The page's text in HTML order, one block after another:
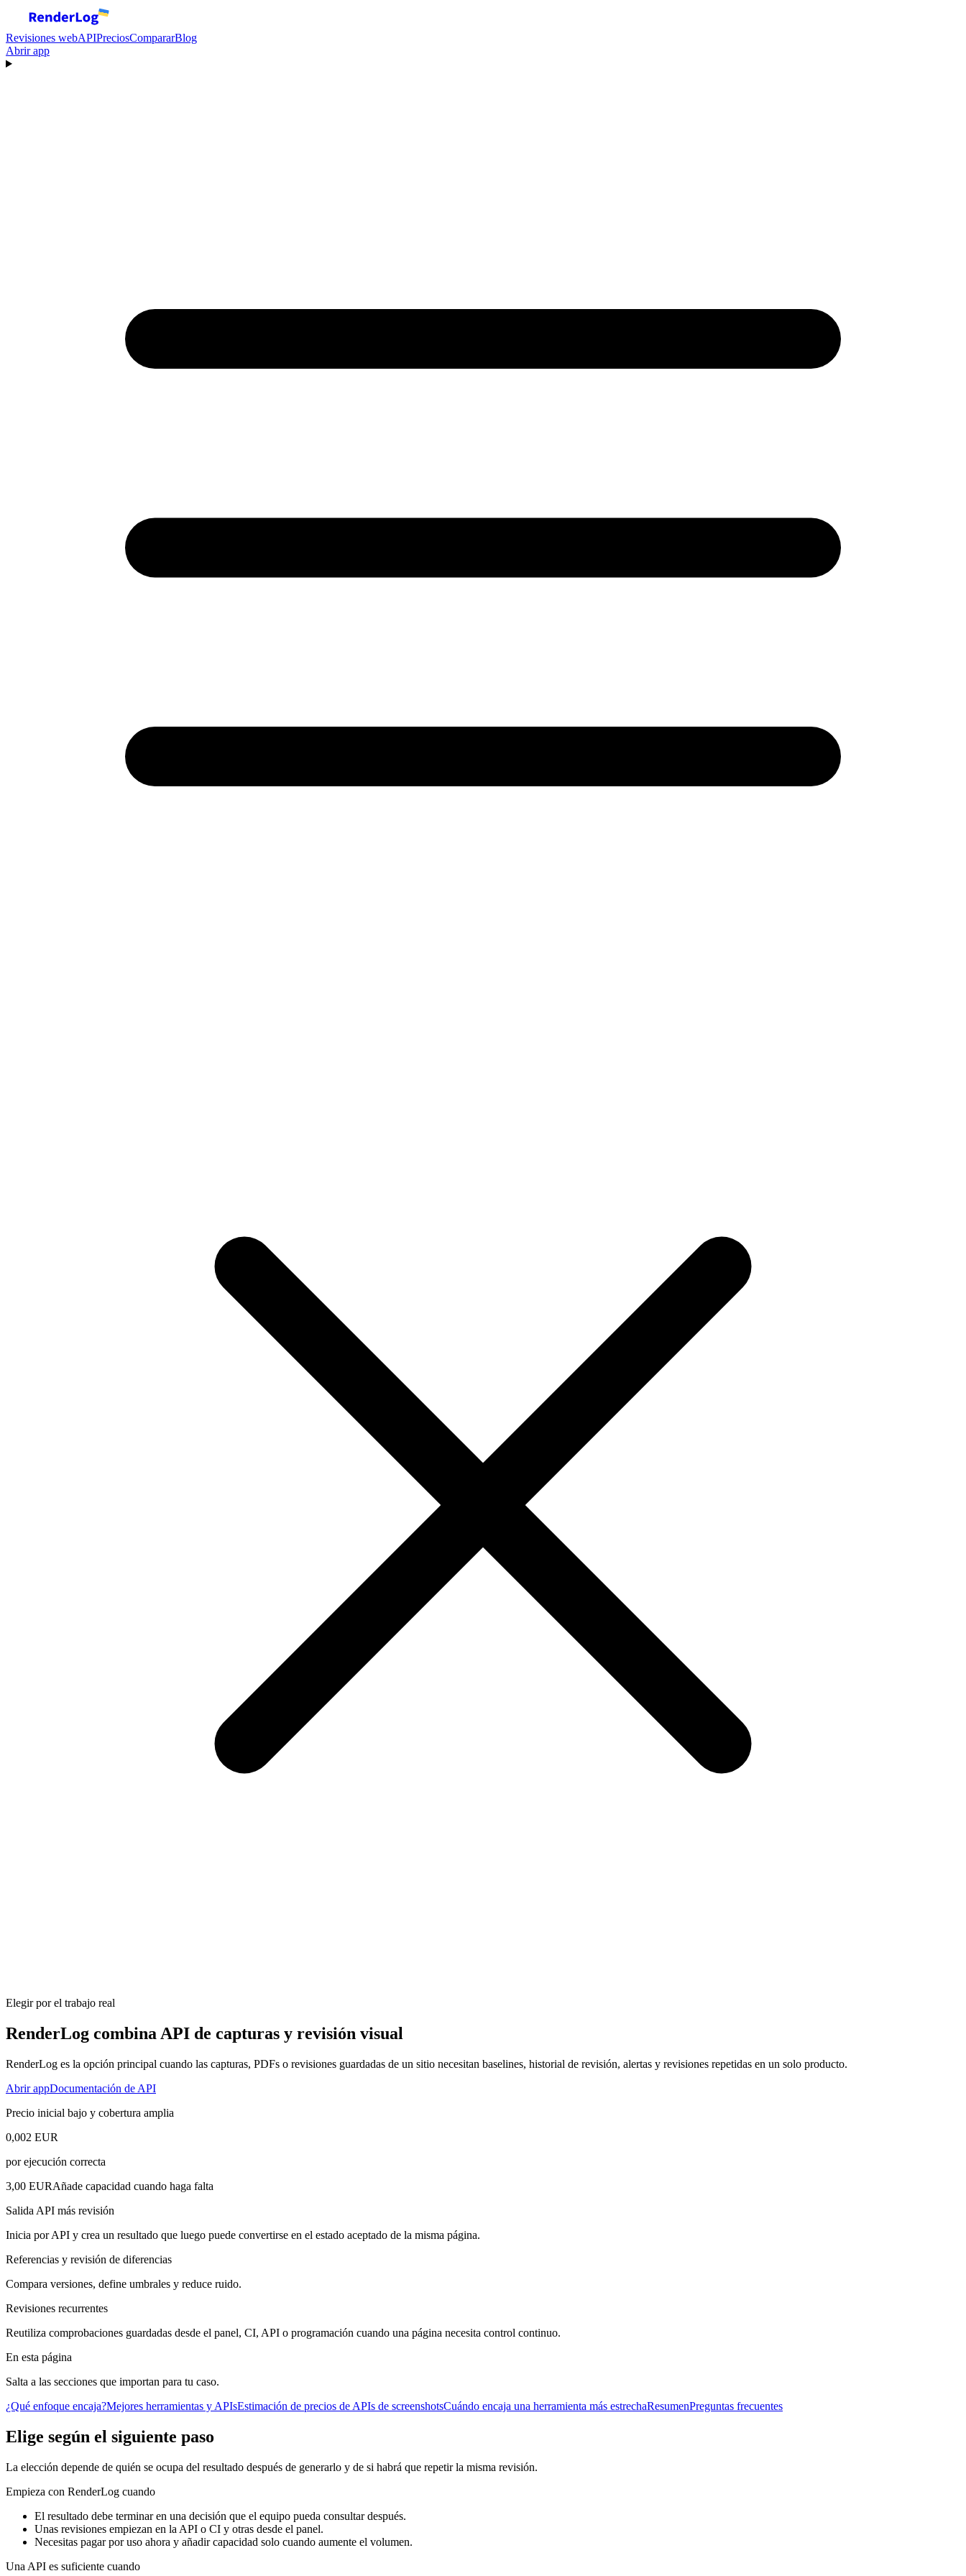
Revisiones webAPIPreciosCompararBlog
Abrir app
Elegir por el trabajo real
RenderLog combina API de capturas y revisión visual
RenderLog es la opción principal cuando las capturas, PDFs o revisiones guardadas de un sitio necesitan baselines, historial de revisión, alertas y revisiones repetidas en un solo producto.
Abrir appDocumentación de API
Precio inicial bajo y cobertura amplia
0,002 EUR
por ejecución correcta
3,00 EURAñade capacidad cuando haga falta
Salida API más revisión
Inicia por API y crea un resultado que luego puede convertirse en el estado aceptado de la misma página.
Referencias y revisión de diferencias
Compara versiones, define umbrales y reduce ruido.
Revisiones recurrentes
Reutiliza comprobaciones guardadas desde el panel, CI, API o programación cuando una página necesita control continuo.
En esta página
Salta a las secciones que importan para tu caso.
¿Qué enfoque encaja?Mejores herramientas y APIsEstimación de precios de APIs de screenshotsCuándo encaja una herramienta más estrechaResumenPreguntas frecuentes
Elige según el siguiente paso
La elección depende de quién se ocupa del resultado después de generarlo y de si habrá que repetir la misma revisión.
Empieza con RenderLog cuando
El resultado debe terminar en una decisión que el equipo pueda consultar después.
Unas revisiones empiezan en la API o CI y otras desde el panel.
Necesitas pagar por uso ahora y añadir capacidad solo cuando aumente el volumen.
Una API es suficiente cuando